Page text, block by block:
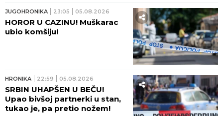
JUGOHRONIKA 23:05 05.08.2026
HOROR U CAZINU! Muškarac
ubio komšiju!
HRONIKA 22:59 05.08.2026
SRBIN UHAPŠEN U BEČU!
Upao bivšoj partnerki u stan,
tukao je, pa pretio nožem!